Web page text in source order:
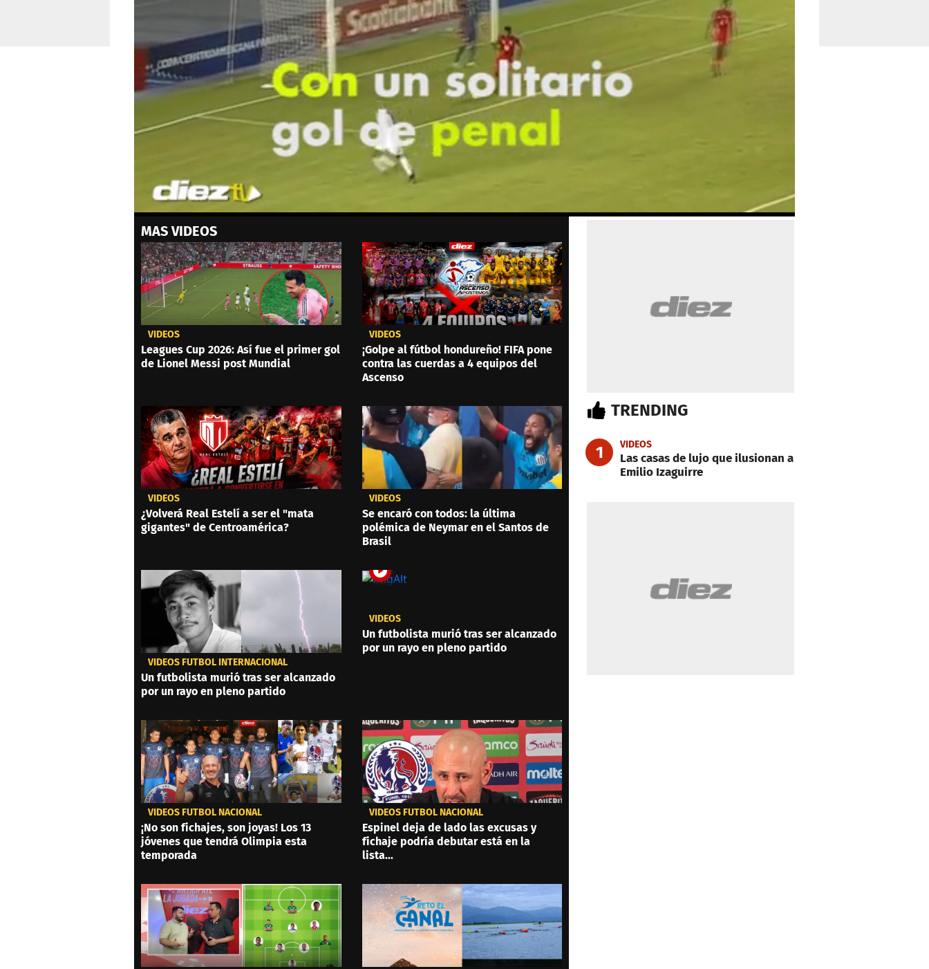
seconds
of
56
secondsVolume
0%
MAS VIDEOS
VIDEOS
Leagues Cup 2026: Así fue el primer gol
de Lionel Messi post Mundial
VIDEOS
¡Golpe al fútbol hondureño! FIFA pone
contra las cuerdas a 4 equipos del
Ascenso
VIDEOS
¿Volverá Real Estelí a ser el "mata
gigantes" de Centroamérica?
VIDEOS
Se encaró con todos: la última
polémica de Neymar en el Santos de
Brasil
VIDEOS FÚTBOL INTERNACIONAL
Un futbolista murió tras ser alcanzado
por un rayo en pleno partido
VIDEOS
Un futbolista murió tras ser alcanzado
por un rayo en pleno partido
VIDEOS FÚTBOL NACIONAL
¡No son fichajes, son joyas! Los 13
jóvenes que tendrá Olimpia esta
temporada
VIDEOS FÚTBOL NACIONAL
Espinel deja de lado las excusas y
fichaje podría debutar está en la
lista...
TRENDING
1 VIDEOS
Las casas de lujo que ilusionan a
Emilio Izaguirre